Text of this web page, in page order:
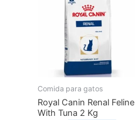
Comida para gatos
Royal Canin Renal Feline
With Tuna 2 Kg